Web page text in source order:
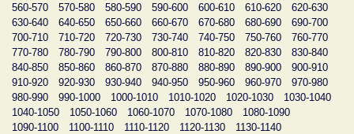
560-570
570-580 580-590 590-600 600-610 610-620
620-630
630-640
640-650 650-660 660-670 670-680 680-690
690-700
700-710
710-720 720-730 730-740 740-750 750-760
760-770
770-780
780-790 790-800 800-810 810-820 820-830
830-840
840-850
850-860 860-870 870-880 880-890 890-900
900-910
910-920
920-930 930-940 940-950 950-960 960-970
970-980
980-990
990-1000 1000-1010 1010-1020 1020-1030
1030-1040
1040-1050
1050-1060 1060-1070 1070-1080
1080-1090
1090-1100
1100-1110 1110-1120 1120-1130
1130-1140